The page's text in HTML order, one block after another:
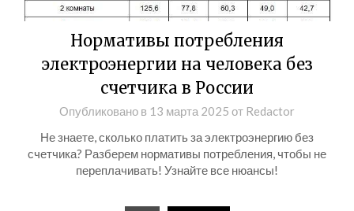
Нормативы потребления
электроэнергии на человека без
счетчика в России
Опубликовано в 13 марта 2025 от Redactor
Не знаете, сколько платить за электроэнергию без
счетчика? Разберем нормативы потребления, чтобы не
переплачивать! Узнайте все нюансы!